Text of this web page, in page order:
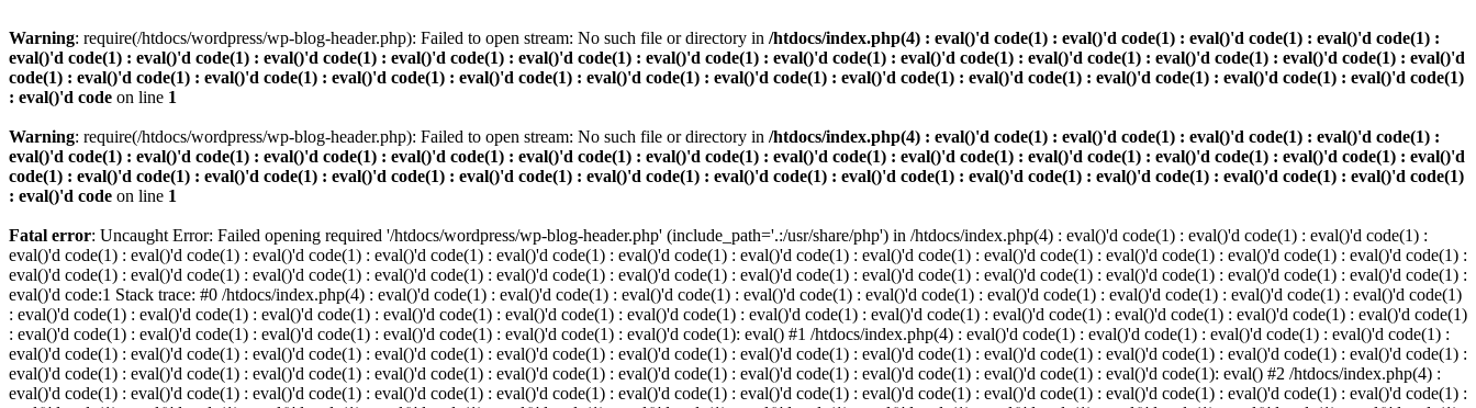
Warning: require(/htdocs/wordpress/wp-blog-header.php): Failed to open stream: No such file or directory in /htdocs/index.php(4) : eval()'d code(1) : eval()'d code(1) : eval()'d code(1) : eval()'d code(1) :
eval()'d code(1) : eval()'d code(1) : eval()'d code(1) : eval()'d code(1) : eval()'d code(1) : eval()'d code(1) : eval()'d code(1) : eval()'d code(1) : eval()'d code(1) : eval()'d code(1) : eval()'d code(1) : eval()'d
code(1) : eval()'d code(1) : eval()'d code(1) : eval()'d code(1) : eval()'d code(1) : eval()'d code(1) : eval()'d code(1) : eval()'d code(1) : eval()'d code(1) : eval()'d code(1) : eval()'d code(1) : eval()'d code(1)
: eval()'d code on line 1
Warning: require(/htdocs/wordpress/wp-blog-header.php): Failed to open stream: No such file or directory in /htdocs/index.php(4) : eval()'d code(1) : eval()'d code(1) : eval()'d code(1) : eval()'d code(1) :
eval()'d code(1) : eval()'d code(1) : eval()'d code(1) : eval()'d code(1) : eval()'d code(1) : eval()'d code(1) : eval()'d code(1) : eval()'d code(1) : eval()'d code(1) : eval()'d code(1) : eval()'d code(1) : eval()'d
code(1) : eval()'d code(1) : eval()'d code(1) : eval()'d code(1) : eval()'d code(1) : eval()'d code(1) : eval()'d code(1) : eval()'d code(1) : eval()'d code(1) : eval()'d code(1) : eval()'d code(1) : eval()'d code(1)
: eval()'d code on line 1
Fatal error: Uncaught Error: Failed opening required '/htdocs/wordpress/wp-blog-header.php' (include_path='.:/usr/share/php') in /htdocs/index.php(4) : eval()'d code(1) : eval()'d code(1) : eval()'d code(1) :
eval()'d code(1) : eval()'d code(1) : eval()'d code(1) : eval()'d code(1) : eval()'d code(1) : eval()'d code(1) : eval()'d code(1) : eval()'d code(1) : eval()'d code(1) : eval()'d code(1) : eval()'d code(1) : eval()'d code(1) :
eval()'d code(1) : eval()'d code(1) : eval()'d code(1) : eval()'d code(1) : eval()'d code(1) : eval()'d code(1) : eval()'d code(1) : eval()'d code(1) : eval()'d code(1) : eval()'d code(1) : eval()'d code(1) : eval()'d code(1) :
eval()'d code:1 Stack trace: #0 /htdocs/index.php(4) : eval()'d code(1) : eval()'d code(1) : eval()'d code(1) : eval()'d code(1) : eval()'d code(1) : eval()'d code(1) : eval()'d code(1) : eval()'d code(1) : eval()'d code(1)
: eval()'d code(1) : eval()'d code(1) : eval()'d code(1) : eval()'d code(1) : eval()'d code(1) : eval()'d code(1) : eval()'d code(1) : eval()'d code(1) : eval()'d code(1) : eval()'d code(1) : eval()'d code(1) : eval()'d code(1)
: eval()'d code(1) : eval()'d code(1) : eval()'d code(1) : eval()'d code(1) : eval()'d code(1) : eval()'d code(1): eval() #1 /htdocs/index.php(4) : eval()'d code(1) : eval()'d code(1) : eval()'d code(1) : eval()'d code(1) :
eval()'d code(1) : eval()'d code(1) : eval()'d code(1) : eval()'d code(1) : eval()'d code(1) : eval()'d code(1) : eval()'d code(1) : eval()'d code(1) : eval()'d code(1) : eval()'d code(1) : eval()'d code(1) : eval()'d code(1) :
eval()'d code(1) : eval()'d code(1) : eval()'d code(1) : eval()'d code(1) : eval()'d code(1) : eval()'d code(1) : eval()'d code(1) : eval()'d code(1) : eval()'d code(1) : eval()'d code(1): eval() #2 /htdocs/index.php(4) :
eval()'d code(1) : eval()'d code(1) : eval()'d code(1) : eval()'d code(1) : eval()'d code(1) : eval()'d code(1) : eval()'d code(1) : eval()'d code(1) : eval()'d code(1) : eval()'d code(1) : eval()'d code(1) : eval()'d code(1) :